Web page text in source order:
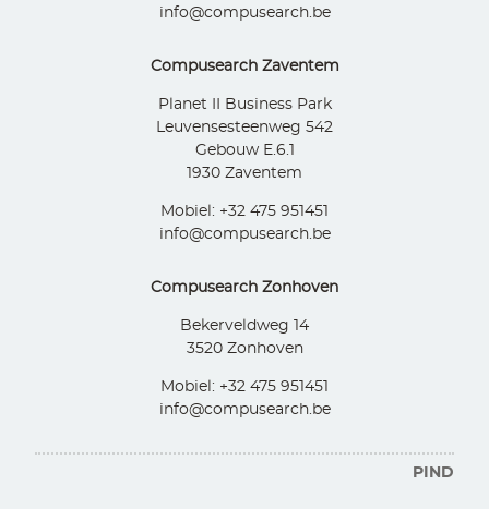
info@compusearch.be
Compusearch Zaventem
Planet II Business Park
Leuvensesteenweg 542
Gebouw E.6.1
1930 Zaventem
Mobiel: +32 475 951451
info@compusearch.be
Compusearch Zonhoven
Bekerveldweg 14
3520 Zonhoven
Mobiel: +32 475 951451
info@compusearch.be
PIND